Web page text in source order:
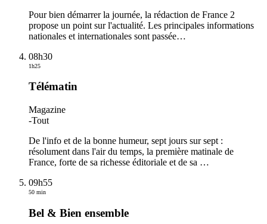
Pour bien démarrer la journée, la rédaction de France 2
propose un point sur l'actualité. Les principales informations
nationales et internationales sont passée…
08h30
1h25
Télématin
Magazine
-Tout
De l'info et de la bonne humeur, sept jours sur sept :
résolument dans l'air du temps, la première matinale de
France, forte de sa richesse éditoriale et de sa …
09h55
50 min
Bel & Bien ensemble